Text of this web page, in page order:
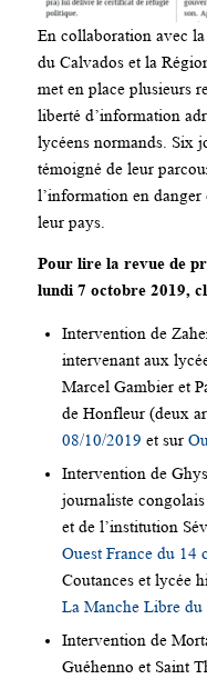
En collaboration avec
du Calvados et la
met en place plusieurs
liberté d’information
lycéens normands. Six
témoigné de leur
l’information en danger
leur pays.
Pour lire la revue de
lundi 7 octobre 2019,
Intervention de
intervenant aux
Marcel Gambier et
de Honfleur (deux
08/10/2019 et sur
Intervention de
journaliste
et de l’institution
Ouest France du 14
Coutances et lycée
La Manche Libre du
Intervention de
Guéhenno et Saint